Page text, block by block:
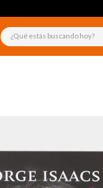
¿Qué estás buscando hoy?